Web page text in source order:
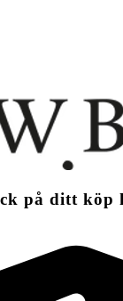
på ditt köp